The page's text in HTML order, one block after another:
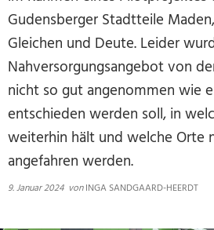
Gudensberger Stadtteile
Gleichen und Deute. Leider
Nahversorgungsangebot von
nicht so gut angenommen wie
entschieden werden soll, in
weiterhin hält und welche Orte
angefahren werden.
9. Januar 2024 vonINGA SANDGAARD-HEERDT